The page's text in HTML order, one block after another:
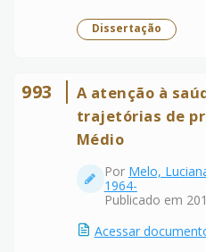
Dissertação
993
A atenção à
trajetórias de
Médio
Por Melo,
1964-
Publicado em
Acessar